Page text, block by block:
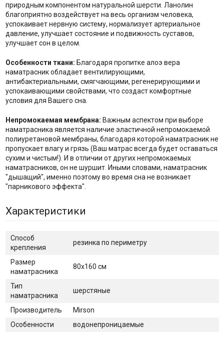
природным компонентом натуральной шерсти. Ланолин
благоприятно воздействует на весь организм человека,
успокаивает нервную систему, нормализует артериальное
давление, улучшает состояние и подвижность суставов,
улучшает сон в целом.
Особенности ткани: Благодаря пропитке алоэ вера
наматрасник обладает вентилирующими,
антибактериальными, смягчающими, регенерирующими и
успокаивающими свойствами, что создаст комфортные
условия для Вашего сна.
Непромокаемая мембрана: Важным аспектом при выборе
наматрасника является наличие эластичной непромокаемой
полиуретановой мембраны, благодаря которой наматрасник не
пропускает влагу и грязь (Ваш матрас всегда будет оставаться
сухим и чистым!). И в отличии от других непромокаемых
наматрасников, он не шуршит. Иными словами, наматрасник
"дышащий", именно поэтому во время сна не возникает
"парникового эффекта".
Характеристики
Способ
крепления
резинка по периметру
Размер
наматрасника
80х160 см
Тип
наматрасника
шерстяные
Производитель
Mirson
Особенности
водонепроницаемые